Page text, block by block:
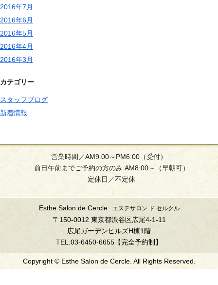
2016年7月
2016年6月
2016年5月
2016年4月
2016年3月
カテゴリー
スタッフブログ
新着情報
営業時間／AM9:00～PM6:00（受付）
前日午前までご予約の方のみ AM8:00～（早朝可）
定休日／不定休
Esthe Salon de Cercle エステサロン ド セルクル
〒150-0012 東京都渋谷区広尾4-1-11
広尾ガーデンヒルズH棟1階
TEL.03-6450-6655【完全予約制】
Copyright © Esthe Salon de Cercle. All Rights Reserved.